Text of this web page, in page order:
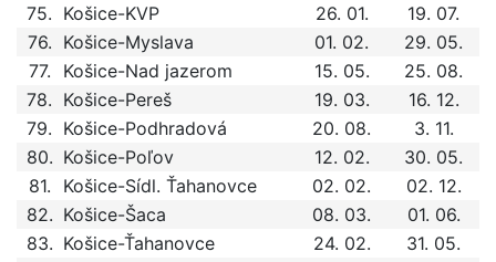
75. Košice-KVP 26. 01.
19. 07.
76. Košice-Myslava 01. 02.
29. 05.
77.
Košice-Nad jazerom 15. 05.
25. 08.
78. Košice-Pereš 19. 03.
16. 12.
79. Košice-Podhradová 20. 08.
3. 11.
80. Košice-Poľov 12. 02.
30. 05.
81.
Košice-Sídl. Ťahanovce 02. 02.
02. 12.
82. Košice-Šaca 08. 03.
01. 06.
83. Košice-Ťahanovce 24. 02.
31. 05.